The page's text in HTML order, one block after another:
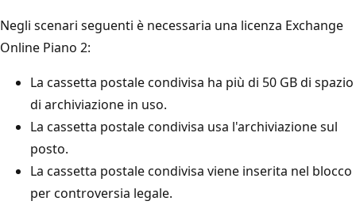
Negli scenari seguenti è necessaria una licenza Exchange
Online Piano 2:
La cassetta postale condivisa ha più di 50 GB di spazio
di archiviazione in uso.
La cassetta postale condivisa usa l'archiviazione sul
posto.
La cassetta postale condivisa viene inserita nel blocco
per controversia legale.